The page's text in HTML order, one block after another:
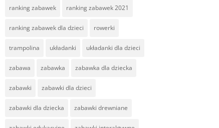
ranking zabawek ranking zabawek 2021
ranking zabawek dla dzieci rowerki
trampolina układanki układanki dla dzieci
zabawa zabawka zabawka dla dziecka
zabawki zabawki dla dzieci
zabawki dla dziecka zabawki drewniane